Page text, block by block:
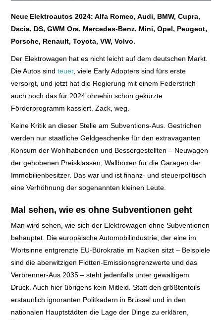
Neue Elektroautos 2024: Alfa Romeo, Audi, BMW, Cupra,
Dacia, DS, GWM Ora, Mercedes-Benz, Mini, Opel, Peugeot,
Porsche, Renault, Toyota, VW, Volvo.
Der Elektrowagen hat es nicht leicht auf dem deutschen Markt.
Die Autos sindteuer, viele Early Adopters sind fürs erste
versorgt, und jetzt hat die Regierung mit einem Federstrich
auch noch das für 2024 ohnehin schon gekürzte
Förderprogramm kassiert. Zack, weg.
Keine Kritik an dieser Stelle am Subventions-Aus. Gestrichen
werden nur staatliche Geldgeschenke für den extravaganten
Konsum der Wohlhabenden und Bessergestellten – Neuwagen
der gehobenen Preisklassen, Wallboxen für die Garagen der
Immobilienbesitzer. Das war und ist finanz- und steuerpolitisch
eine Verhöhnung der sogenannten kleinen Leute.
Mal sehen, wie es ohne Subventionen geht
Man wird sehen, wie sich der Elektrowagen ohne Subventionen
behauptet. Die europäische Automobilindustrie, der eine im
Wortsinne entgrenzte EU-Bürokratie im Nacken sitzt – Beispiele
sind die aberwitzigen Flotten-Emissionsgrenzwerte und das
Verbrenner-Aus 2035 – steht jedenfalls unter gewaltigem
Druck. Auch hier übrigens kein Mitleid. Statt den größtenteils
erstaunlich ignoranten Politkadern in Brüssel und in den
nationalen Hauptstädten die Lage der Dinge zu erklären,